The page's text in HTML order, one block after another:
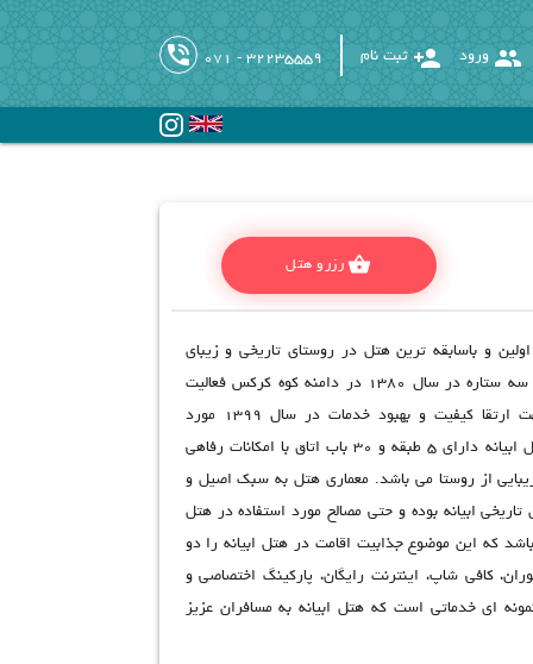
phone_in_talk 071 - 32235559 ثبت نام person_add ورود group
shopping_basket رزرو هتل
و باسابقه ترین هتل در روستای تاریخی و زیبای
ابیانه دانست. این هتل سه ستاره در سال 1380 در دامنه کوه کرکس فعالیت
خود را آغاز نمود و جهت ارتقا کیفیت و بهبود خدمات در سال 1399 مورد
بازسازی قرار گرفت. هتل ابیانه دارای 5 طبقه و 30 باب اتاق با امکانات رفاهی
از روستا می باشد. معماری هتل به سبک اصیل و
ابیانه بوده و حتی مصالح مورد استفاده در هتل
که این موضوع جذابیت اقامت در هتل ابیانه را دو
کافی شاپ، اینترنت رایگان، پارکینگ اختصاصی و
ای خدماتی است که هتل ابیانه به مسافران عزیز